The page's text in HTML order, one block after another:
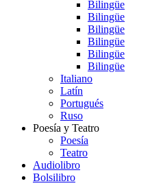
Bilingüe
Bilingüe
Bilingüe
Bilingüe
Bilingüe
Bilingüe
Italiano
Latín
Portugués
Ruso
Poesía y Teatro
Poesía
Teatro
Audiolibro
Bolsilibro